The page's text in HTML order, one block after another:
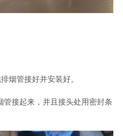
烟管接好并安装好。
管接起来，并且接头处用密封条